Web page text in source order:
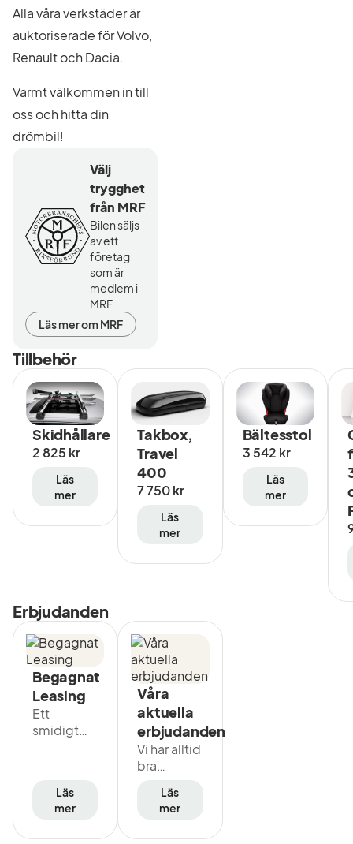
Alla våra verkstäder är
auktoriserade för Volvo,
Renault och Dacia.
Varmt välkommen in till
oss och hitta din
drömbil!
Välj
trygghet
från MRF
Bilen säljs
av ett
företag
som är
medlem i
MRF
Läs mer om MRF
Tillbehör
Skidhållare
Pris
2 825 kr
Läs
mer
Takbox,
Travel
400
Pris
7 750 kr
Läs
mer
Bältesstol
Pris
3 542 kr
Läs
mer
Erbjudanden
Begagnat
Leasing
Ett
smidigt
för dig
som
Läs
mer
Våra
aktuella
erbjudanden
Vi har alltid
bra
på nya
Volvo och
Läs
mer